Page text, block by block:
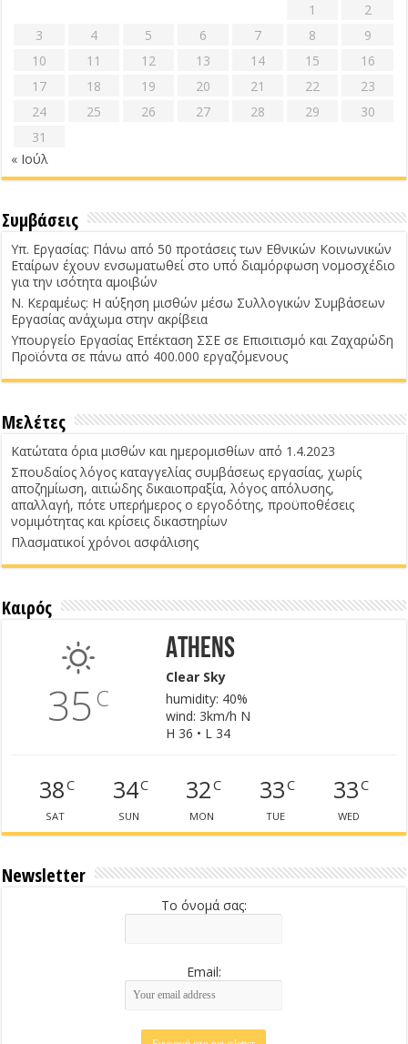
1
2
3
4 5 6 7 8
9
10
11 12 13 14 15
16
17
18 19 20 21 22
23
24
25 26 27 28 29
30
31
« Ιούλ
Συμβάσεις
Υπ. Εργασίας: Πάνω από 50 προτάσεις των Εθνικών Κοινωνικών
Εταίρων έχουν ενσωματωθεί στο υπό διαμόρφωση νομοσχέδιο
για την ισότητα αμοιβών
Ν. Κεραμέως: Η αύξηση μισθών μέσω Συλλογικών Συμβάσεων
Εργασίας ανάχωμα στην ακρίβεια
Υπουργείο Εργασίας Επέκταση ΣΣΕ σε Επισιτισμό και Ζαχαρώδη
Προϊόντα σε πάνω από 400.000 εργαζόμενους
Μελέτες
Κατώτατα όρια μισθών και ημερομισθίων από 1.4.2023
Σπουδαίος λόγος καταγγελίας συμβάσεως εργασίας, χωρίς
αποζημίωση, αιτιώδης δικαιοπραξία, λόγος απόλυσης,
απαλλαγή, πότε υπερήμερος ο εργοδότης, προϋποθέσεις
νομιμότητας και κρίσεις δικαστηρίων
Πλασματικοί χρόνοι ασφάλισης
Καιρός
35C
Athens
Clear Sky
humidity: 40%
wind: 3km/h N
H 36 • L 34
38C
SAT
34C
SUN
32C
MON
33C
TUE
33C
WED
Newsletter
Το όνομά σας:
Email: